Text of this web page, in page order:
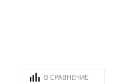
В СРАВНЕНИЕ